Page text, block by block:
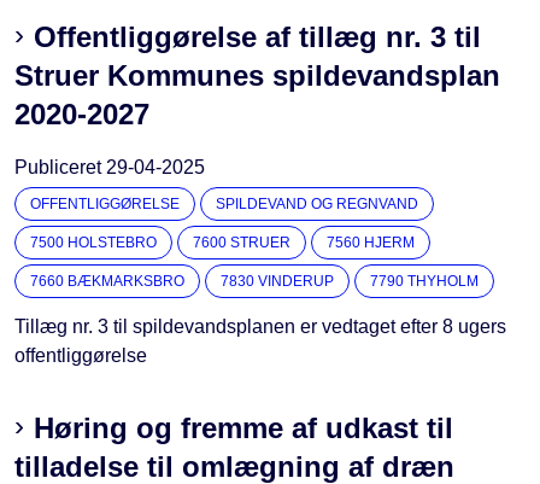
Offentliggørelse af tillæg nr. 3 til
Struer Kommunes spildevandsplan
2020-2027
Publiceret 29-04-2025
OFFENTLIGGØRELSE SPILDEVAND OG REGNVAND
7500 HOLSTEBRO 7600 STRUER 7560 HJERM
7660 BÆKMARKSBRO 7830 VINDERUP 7790 THYHOLM
Tillæg nr. 3 til spildevandsplanen er vedtaget efter 8 ugers
offentliggørelse
Høring og fremme af udkast til
tilladelse til omlægning af dræn